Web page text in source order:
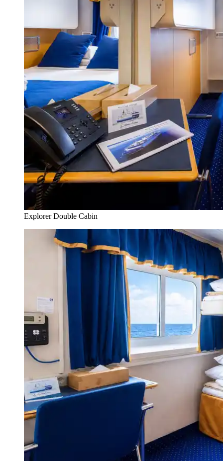
Explorer Double Cabin